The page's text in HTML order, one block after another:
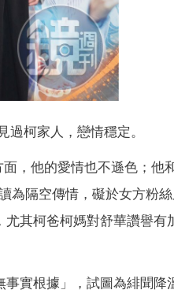
過柯家人，戀情穩定。
，他的愛情也不遜色；他
為隔空傳情，礙於女方粉
其柯爸柯媽對舒華讚譽有
實根據」，試圖為緋聞降